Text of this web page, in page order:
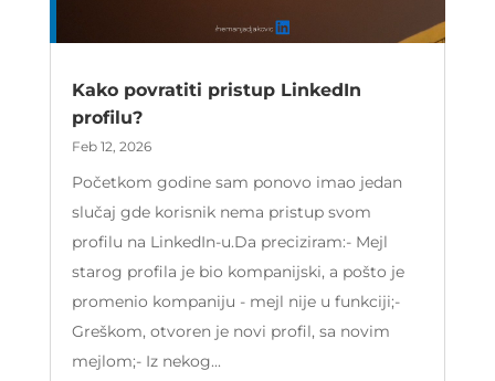
Kako povratiti pristup LinkedIn
profilu?
Feb 12, 2026
Početkom godine sam ponovo imao jedan
slučaj gde korisnik nema pristup svom
profilu na LinkedIn-u.Da preciziram:- Mejl
starog profila je bio kompanijski, a pošto je
promenio kompaniju - mejl nije u funkciji;-
Greškom, otvoren je novi profil, sa novim
mejlom;- Iz nekog...